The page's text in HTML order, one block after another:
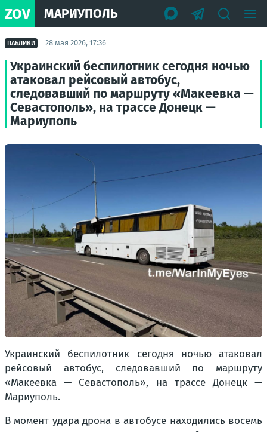
ZOV МАРИУПОЛЬ
ПАБЛИКИ 28 мая 2026, 17:36
Украинский беспилотник сегодня ночью
атаковал рейсовый автобус,
следовавший по маршруту «Макеевка —
Севастополь», на трассе Донецк —
Мариуполь
Украинский беспилотник сегодня ночью атаковал
рейсовый автобус, следовавший по маршруту
«Макеевка — Севастополь», на трассе Донецк —
Мариуполь.
В момент удара дрона в автобусе находились восемь